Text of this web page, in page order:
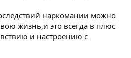
наркомании можно
жизнь,и это всегда в плюс
и настроению с